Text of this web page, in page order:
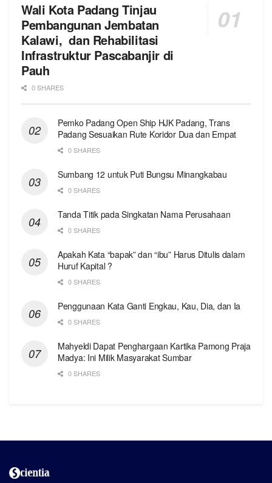
Wali Kota Padang Tinjau
Pembangunan Jembatan
Kalawi, dan Rehabilitasi
Infrastruktur Pascabanjir di
Pauh
0 SHARES
Pemko Padang Open Ship HJK Padang, Trans
Padang Sesuaikan Rute Koridor Dua dan Empat
0 SHARES
Sumbang 12 untuk Puti Bungsu Minangkabau
0 SHARES
Tanda Titik pada Singkatan Nama Perusahaan
0 SHARES
Apakah Kata “bapak” dan “ibu” Harus Ditulis dalam
Huruf Kapital ?
0 SHARES
Penggunaan Kata Ganti Engkau, Kau, Dia, dan Ia
0 SHARES
Mahyeldi Dapat Penghargaan Kartika Pamong Praja
Madya: Ini Milik Masyarakat Sumbar
0 SHARES